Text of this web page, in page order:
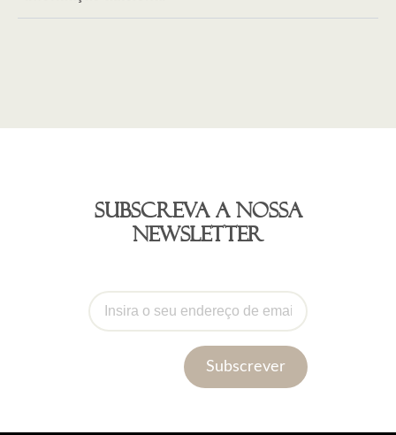
Subscreva a nossa
newsletter
Subscrever